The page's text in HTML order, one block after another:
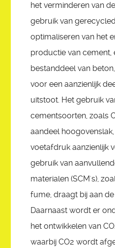
het verminderen van
gebruik van
optimaliseren van het
productie van cement,
bestanddeel van
voor een aanzienlijk
uitstoot. Het gebruik
cementsoorten, zoals
aandeel
voetafdruk aanzienlijk
gebruik van
materialen (SCM's),
fume, draagt bij aan
Daarnaast wordt er
het ontwikkelen van
waarbij CO2 wordt